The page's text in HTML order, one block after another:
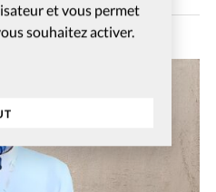
et vous permet
souhaitez activer.